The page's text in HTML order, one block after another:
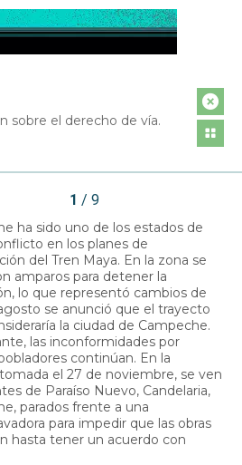
sobre el derecho de vía.
1 / 9
ha sido uno de los estados de
en los planes de
del Tren Maya. En la zona se
amparos para detener la
lo que representó cambios de
se anunció que el trayecto
la ciudad de Campeche.
las inconformidades por
continúan. En la
el 27 de noviembre, se ven
de Paraíso Nuevo, Candelaria,
parados frente a una
para impedir que las obras
hasta tener un acuerdo con